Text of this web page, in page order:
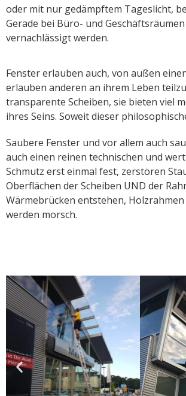
oder mit nur gedämpftem Tageslicht,
Gerade bei Büro- und
vernachlässigt werden.
Fenster erlauben auch, von außen
erlauben anderen an ihrem Leben
transparente Scheiben, sie bieten viel
ihres Seins. Soweit dieser
Saubere Fenster und vor allem auch
auch einen reinen technischen und
Schmutz erst einmal fest, zerstören
Oberflächen der Scheiben UND der
Wärmebrücken entstehen,
werden morsch.